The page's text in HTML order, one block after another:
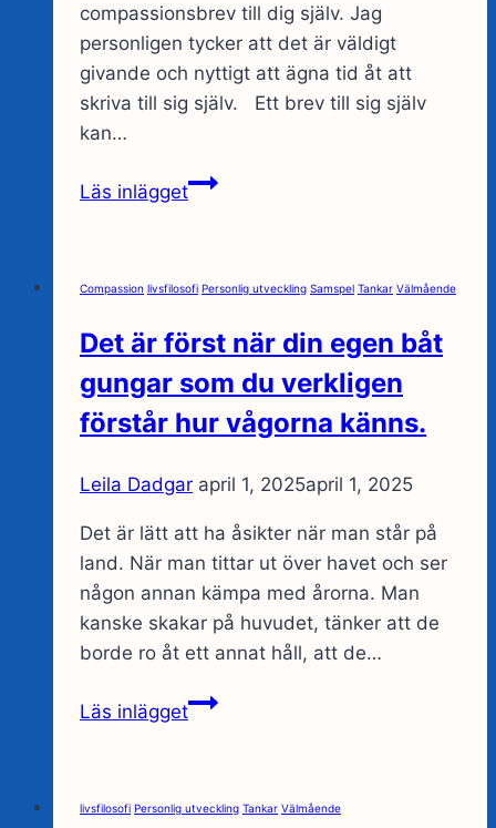
compassionsbrev till dig själv. Jag
personligen tycker att det är väldigt
givande och nyttigt att ägna tid åt att
skriva till sig själv. Ett brev till sig själv
kan…
Läs inläggetBrevet
Compassion livsfilosofi Personlig utveckling Samspel Tankar Välmående
Det är först när din egen båt
gungar som du verkligen
förstår hur vågorna känns.
Leila Dadgar april 1, 2025april 1, 2025
Det är lätt att ha åsikter när man står på
land. När man tittar ut över havet och ser
någon annan kämpa med årorna. Man
kanske skakar på huvudet, tänker att de
borde ro åt ett annat håll, att de…
Läs inläggetDet
din
livsfilosofi Personlig utveckling Tankar Välmående